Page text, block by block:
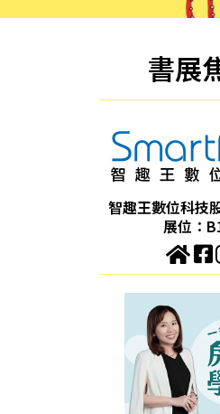
書展
智趣王數位科技
展位：